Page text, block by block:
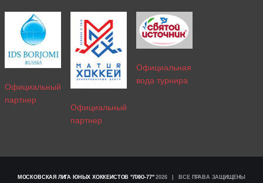
Официальный
партнер
Официальный
партнер
Официальная
вода турнира
МОСКОВСКАЯ ЛИГА ЮНЫХ ХОККЕИСТОВ "ЛХЮ-77"2026 | ВСЕ ПРАВА ЗАЩИЩЕНЫ